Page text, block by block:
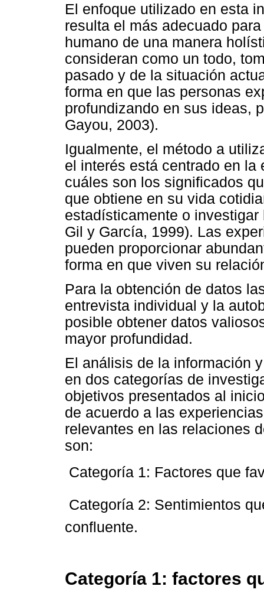
El enfoque utilizado en esta
resulta el más adecuado
humano de una manera
consideran como un todo,
pasado y de la situación
forma en que las personas
profundizando en sus ideas,
Gayou, 2003).
Igualmente, el método a
el interés está centrado en
cuáles son los significados
que obtiene en su vida
estadísticamente o
Gil y García, 1999). Las
pueden proporcionar
forma en que viven su
Para la obtención de datos
entrevista individual y la
posible obtener datos
mayor profundidad.
El análisis de la información
en dos categorías de
objetivos presentados al
de acuerdo a las
relevantes en las relaciones
son:
 Categoría 1: Factores que
 Categoría 2: Sentimientos
confluente.
Categoría 1: factores